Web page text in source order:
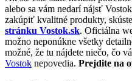
alebo sa vám nedarí nájsť
zakúpiť kvalitné produkty,
stránku Vostok.sk. Oficiálna
možno neponúkne všetky
možné, že tu nájdete niečo, čo
Vostok nepovedia. Prejdite na